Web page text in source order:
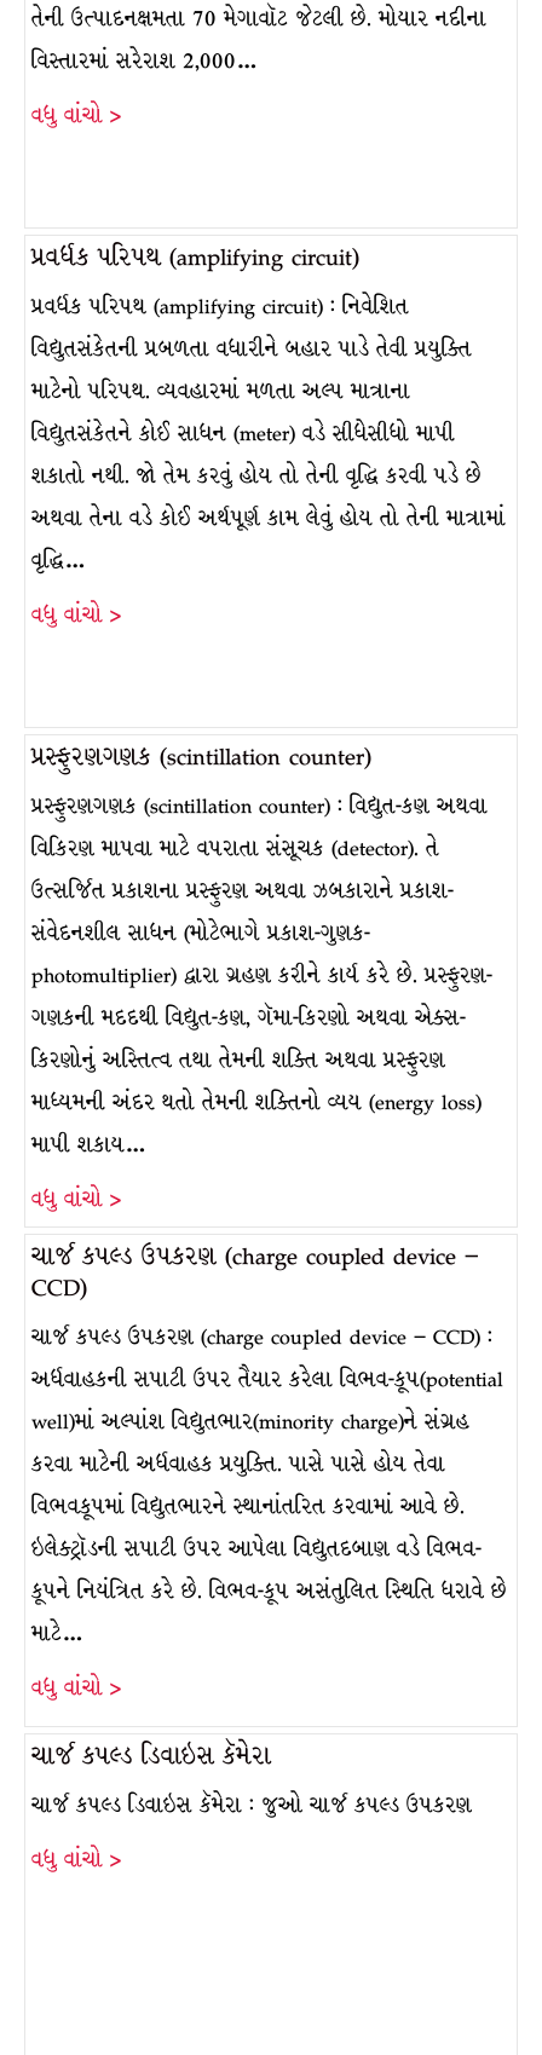
તેની ઉત્પાદનક્ષમતા 70 મેગાવૉટ જેટલી છે. મોયાર નદીના
વિસ્તારમાં સરેરાશ 2,000…
વધુ વાંચો >
પ્રવર્ધક પરિપથ (amplifying circuit)
પ્રવર્ધક પરિપથ (amplifying circuit) : નિવેશિત
વિદ્યુતસંકેતની પ્રબળતા વધારીને બહાર પાડે તેવી પ્રયુક્તિ
માટેનો પરિપથ. વ્યવહારમાં મળતા અલ્પ માત્રાના
વિદ્યુતસંકેતને કોઈ સાધન (meter) વડે સીધેસીધો માપી
શકાતો નથી. જો તેમ કરવું હોય તો તેની વૃદ્ધિ કરવી પડે છે
અથવા તેના વડે કોઈ અર્થપૂર્ણ કામ લેવું હોય તો તેની માત્રામાં
વૃદ્ધિ…
વધુ વાંચો >
પ્રસ્ફુરણગણક (scintillation counter)
પ્રસ્ફુરણગણક (scintillation counter) : વિદ્યુત-કણ અથવા
વિકિરણ માપવા માટે વપરાતા સંસૂચક (detector). તે
ઉત્સર્જિત પ્રકાશના પ્રસ્ફુરણ અથવા ઝબકારાને પ્રકાશ-
સંવેદનશીલ સાધન (મોટેભાગે પ્રકાશ-ગુણક-
photomultiplier) દ્વારા ગ્રહણ કરીને કાર્ય કરે છે. પ્રસ્ફુરણ-
ગણકની મદદથી વિદ્યુત-કણ, ગૅમા-કિરણો અથવા એક્સ-
કિરણોનું અસ્તિત્વ તથા તેમની શક્તિ અથવા પ્રસ્ફુરણ
માધ્યમની અંદર થતો તેમની શક્તિનો વ્યય (energy loss)
માપી શકાય…
વધુ વાંચો >
ચાર્જ કપલ્ડ ઉપકરણ (charge coupled device –
CCD)
ચાર્જ કપલ્ડ ઉપકરણ (charge coupled device – CCD) :
અર્ધવાહકની સપાટી ઉપર તૈયાર કરેલા વિભવ-કૂપ(potential
well)માં અલ્પાંશ વિદ્યુતભાર(minority charge)ને સંગ્રહ
કરવા માટેની અર્ધવાહક પ્રયુક્તિ. પાસે પાસે હોય તેવા
વિભવકૂપમાં વિદ્યુતભારને સ્થાનાંતરિત કરવામાં આવે છે.
ઇલેક્ટ્રૉડની સપાટી ઉપર આપેલા વિદ્યુતદબાણ વડે વિભવ-
કૂપને નિયંત્રિત કરે છે. વિભવ-કૂપ અસંતુલિત સ્થિતિ ધરાવે છે
માટે…
વધુ વાંચો >
ચાર્જ કપલ્ડ ડિવાઇસ કૅમેરા
ચાર્જ કપલ્ડ ડિવાઇસ કૅમેરા : જુઓ ચાર્જ કપલ્ડ ઉપકરણ
વધુ વાંચો >